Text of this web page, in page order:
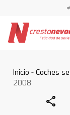
Inicio -Coches
2008
Share